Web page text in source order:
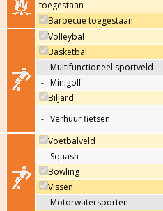
toegestaan
Barbecue toegestaan
Volleybal
Basketbal
- Multifunctioneel sportveld
- Minigolf
Biljard
- Verhuur fietsen
Voetbalveld
- Squash
Bowling
Vissen
- Motorwatersporten